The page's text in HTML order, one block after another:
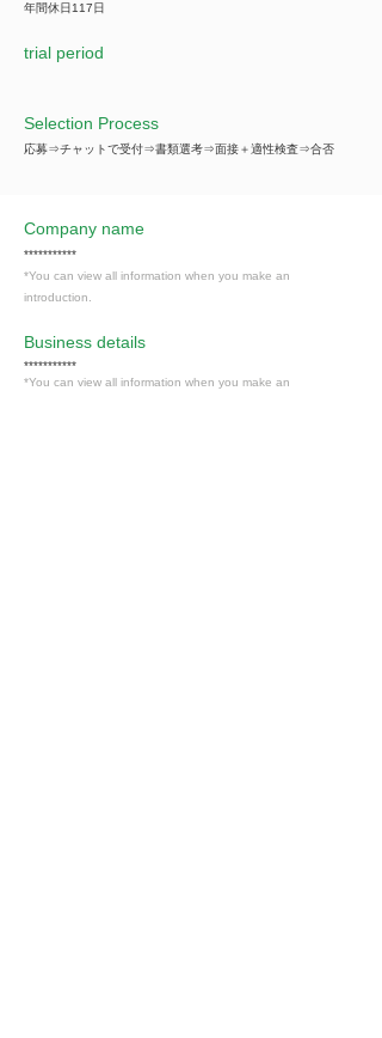
年間休日117日
trial period
Selection Process
応募⇒チャットで受付⇒書類選考⇒面接＋適性検査⇒合否
Company name
***********
*You can view all information when you make an
introduction.
​Business details
***********
*You can view all information when you make an